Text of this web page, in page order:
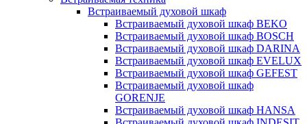
Встраиваемый духовой шкаф
Встраиваемый духовой шкаф BEKO
Встраиваемый духовой шкаф BOSCH
Встраиваемый духовой шкаф DARINA
Встраиваемый духовой шкаф EVELUX
Встраиваемый духовой шкаф GEFEST
Встраиваемый духовой шкаф
GORENJE
Встраиваемый духовой шкаф HANSA